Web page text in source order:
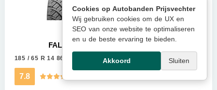
Cookies op Autobanden Prijsvechter
Wij gebruiken cookies om de UX en
SEO van onze website te optimaliseren
en u de beste ervaring te bieden.
Akkoord Sluiten
FALKEN EUROALLSEASON AS210
185 / 65 R 14 86H Meer info
7.8